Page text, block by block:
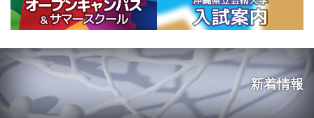
新着情報